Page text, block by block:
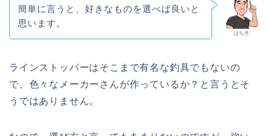
はちき
簡単に言うと、好きなものを選べば良いと
思います。
ラインストッパーはそこまで有名な釣具でもないの
で、色々なメーカーさんが作っているか？と言うとそ
うではありません。